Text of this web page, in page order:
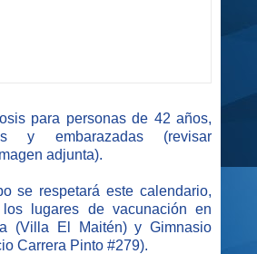
para personas de 42 años,
y embarazadas (revisar
adjunta).
se respetará este calendario,
los lugares de vacunación en
(Villa El Maitén) y Gimnasio
Carrera Pinto #279).